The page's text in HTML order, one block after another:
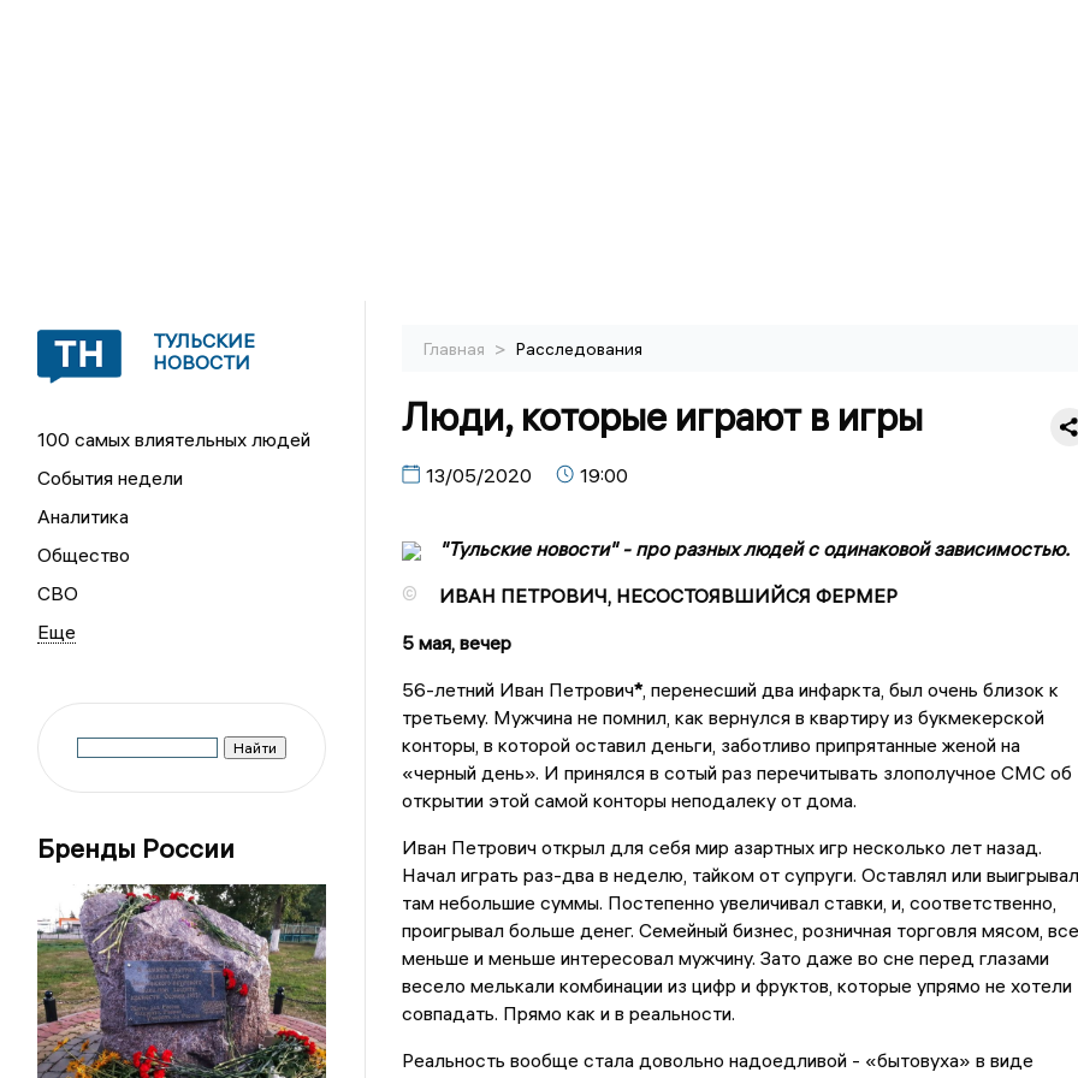
ТУЛЬСКИЕ
НОВОСТИ
100 самых влиятельных людей
События недели
Аналитика
Общество
СВО
Бренды России
Главная > Расследования
Люди, которые играют в игры
13/05/2020 19:00
©
"Тульские новости" - про разных людей с одинаковой зависимостью.
ИВАН ПЕТРОВИЧ, НЕСОСТОЯВШИЙСЯ ФЕРМЕР
5 мая, вечер
56-летний Иван Петрович*, перенесший два инфаркта, был очень близок к
третьему. Мужчина не помнил, как вернулся в квартиру из букмекерской
конторы, в которой оставил деньги, заботливо припрятанные женой на
«черный день». И принялся в сотый раз перечитывать злополучное СМС об
открытии этой самой конторы неподалеку от дома.
Иван Петрович открыл для себя мир азартных игр несколько лет назад.
Начал играть раз-два в неделю, тайком от супруги. Оставлял или выигрывал
там небольшие суммы. Постепенно увеличивал ставки, и, соответственно,
проигрывал больше денег. Семейный бизнес, розничная торговля мясом, все
меньше и меньше интересовал мужчину. Зато даже во сне перед глазами
весело мелькали комбинации из цифр и фруктов, которые упрямо не хотели
совпадать. Прямо как и в реальности.
Реальность вообще стала довольно надоедливой - «бытовуха» в виде